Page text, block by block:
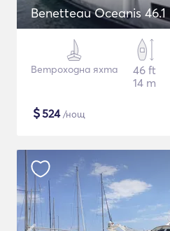
Benetteau Oceanis 46.1
Ветроходна яхта
46 ft
14 m
$524/нощ